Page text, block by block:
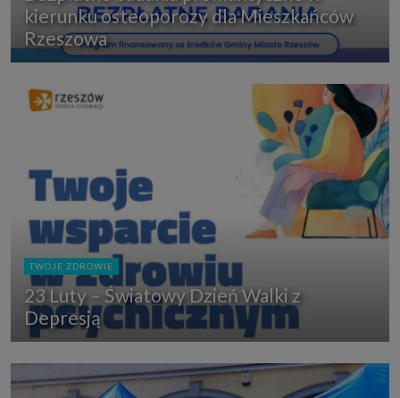
kierunku osteoporozy dla Mieszkańców
Rzeszowa
TWOJE ZDROWIE
23 Luty – Światowy Dzień Walki z
Depresją